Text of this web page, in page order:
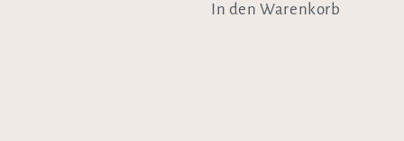
In den Warenkorb